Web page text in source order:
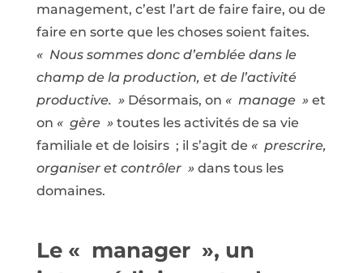
management, c’est l’art de faire faire, ou de
faire en sorte que les choses soient faites.
« Nous sommes donc d’emblée dans le
champ de la production, et de l’activité
productive. »Désormais, on « manage »et
on « gère »toutes les activités de sa vie
familiale et de loisirs ; il s’agit de « prescrire,
organiser et contrôler »dans tous les
domaines.
Le « manager », un